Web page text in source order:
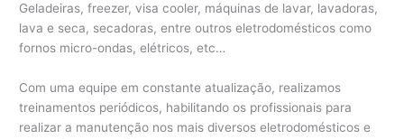
Geladeiras, freezer, visa cooler, máquinas de lavar, lavadoras,
lava e seca, secadoras, entre outros eletrodomésticos como
fornos micro-ondas, elétricos, etc…
Com uma equipe em constante atualização, realizamos
treinamentos periódicos, habilitando os profissionais para
realizar a manutenção nos mais diversos eletrodomésticos e